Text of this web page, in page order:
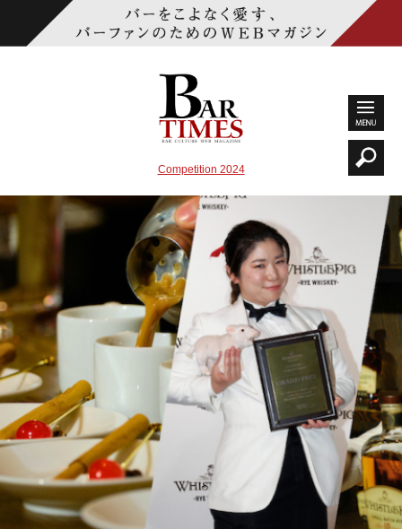
Competition 2024